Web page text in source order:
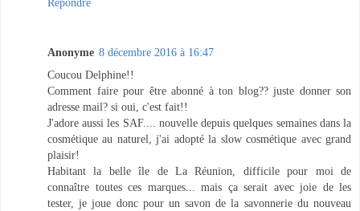
Anonyme 8 décembre 2016 à 16:47
Coucou Delphine!!
Comment faire pour être abonné à ton blog?? juste donner son
adresse mail? si oui, c'est fait!!
J'adore aussi les SAF.... nouvelle depuis quelques semaines dans la
cosmétique au naturel, j'ai adopté la slow cosmétique avec grand
plaisir!
Habitant la belle île de La Réunion, difficile pour moi de
connaître toutes ces marques... mais ça serait avec joie de les
tester, je joue donc pour un savon de la savonnerie du nouveau